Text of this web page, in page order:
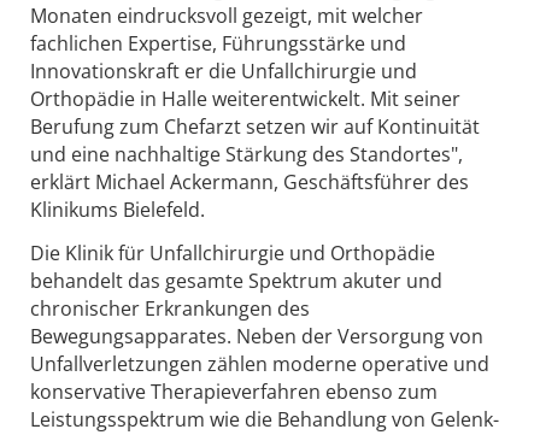
Monaten eindrucksvoll gezeigt, mit welcher
fachlichen Expertise, Führungsstärke und
Innovationskraft er die Unfallchirurgie und
Orthopädie in Halle weiterentwickelt. Mit seiner
Berufung zum Chefarzt setzen wir auf Kontinuität
und eine nachhaltige Stärkung des Standortes",
erklärt Michael Ackermann, Geschäftsführer des
Klinikums Bielefeld.
Die Klinik für Unfallchirurgie und Orthopädie
behandelt das gesamte Spektrum akuter und
chronischer Erkrankungen des
Bewegungsapparates. Neben der Versorgung von
Unfallverletzungen zählen moderne operative und
konservative Therapieverfahren ebenso zum
Leistungsspektrum wie die Behandlung von Gelenk-